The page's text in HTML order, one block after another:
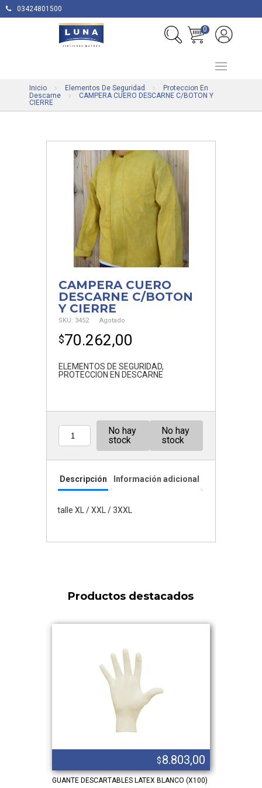
03424801500
0
Inicio Elementos De Seguridad
Proteccion En
Descarne
CAMPERA CUERO DESCARNE C/BOTON Y
CIERRE
CAMPERA CUERO
DESCARNE C/BOTON
Y CIERRE
SKU: 3452 Agotado
$70.262,00
ELEMENTOS DE SEGURIDAD,
PROTECCION EN DESCARNE
Cantidad
No hay
stock
No hay
stock
Descripción Información adicional
talle XL / XXL / 3XXL
Productos destacados
$8.803,00
GUANTE DESCARTABLES LATEX BLANCO (X100)